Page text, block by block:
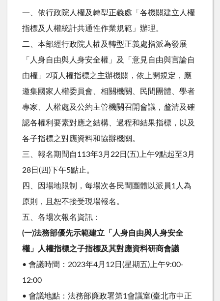
一、依行政院人權及轉型正義處「各機關建立人權
指標及人權統計共通性作業規範」辦理。
二、本部經行政院人權及轉型正義處指派為發展
「人身自由與人身安全權」及「意見自由與言論自
由權」2項人權指標之主辦機關，依上開規定，應
邀集國家人權委員會、相關機關、民間團體、學者
專家、人權處及公約主管機關召開會議，釐清及確
認各權利要素對應之結構、過程和結果指標，以及
各子指標之對應資料和協辦機關。
三、報名期間自113年3月22日(五)上午9點起至3月
28日(四)下午5點止。
四、因場地限制，每場次各民間團體以派員1人為
原則，且恕不接受現場報名。
五、各場次報名資訊：
(一)法務部優先示範建立「人身自由與人身安全
權」人權指標之子指標及其對應資料研商會議
• 會議時間：2023年4月12日(星期五)上午9:00-
12:00
• 會議地點：法務部廉政署第1會議室(臺北市中正